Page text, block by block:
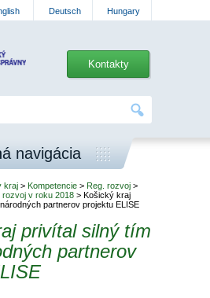
Deutsch Hungary
Kontakty
navigácia
kraj > Kompetencie > Reg. rozvoj >
rozvoj v roku 2018 > Košický kraj
partnerov projektu ELISE
privítal silný tím
partnerov